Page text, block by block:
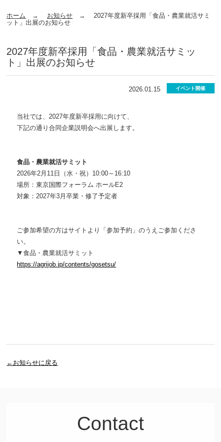
ホーム お知らせ
2027年度新卒採用「食品・農業就活サミ
ット」出展のお知らせ
2027年度新卒採用「食品・農業就活サミッ
ト」出展のお知らせ
2026.01.15 イベント開催
当社では、2027年度新卒採用に向けて、
下記の通り合同企業説明会へ出展します。
食品・農業就活サミット
2026年2月11日（水・祝）10:00～16:10
場所：東京国際フォーラム ホールE2
対象：2027年3月卒業・修了予定者
ご参加希望の方はサイトより「参加予約」のうえご参加くださ
い。
▼食品・農業就活サミット
https://agrijob.jp/contents/gosetsu/
←お知らせに戻る
Contact